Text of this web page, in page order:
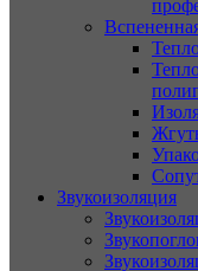
Звукоизоляция